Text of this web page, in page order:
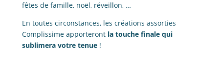
fêtes de famille, noël, réveillon, …
En toutes circonstances, les créations assorties
Complissime apporteront la touche finale qui
sublimera votre tenue !